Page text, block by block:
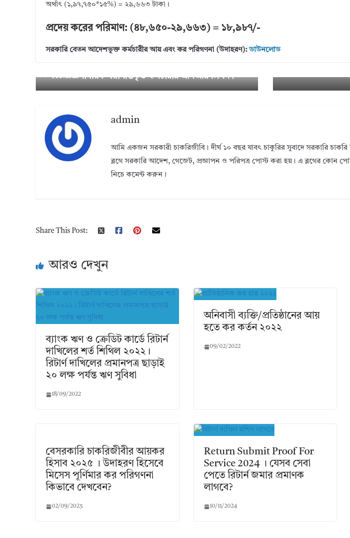
অর্থাৎ (১,৯৭,৭৫০*১৫%) = ২৯,৬৬৩ টাকা।
প্রদেয় করের পরিমাণ: (৪৮,৬৫০-২৯,৬৬৩) = ১৮,৯৮৭/-
সরকারি বেতন আদেশভূক্ত কর্মচারীর আয় এবং কর পরিগণনা (উদাহরণ):ডাউনলোড
← Previousসাময়িক বরাখাস্তকৃত কর্মচারীর এসিআর লিখন।
admin
আমি একজন সরকারী চাকরিজীবি। দীর্ঘ ১০ বছর যাবৎ চাকুরির সুবাদে সরকারি
ব্লগে সরকারি আদেশ, গেজেট, প্রজ্ঞাপন ও পরিপত্র পোস্ট করা হয়। এ ব্লগের কোন
নিচে কমেন্ট করুন।
Share This Post:
আরও দেখুন
ব্যাংক ঋণ ও ক্রেডিট কার্ডে রিটার্ন
দাখিলের শর্ত শিথিল ২০২২।
রিটার্ণ দাখিলের প্রমানপত্র ছাড়াই
২০ লক্ষ পর্যন্ত ঋণ সুবিধা
18/09/2022
অনিবাসী ব্যক্তি/প্রতিষ্ঠানের আয়
হতে কর কর্তন ২০২২
09/02/2022
বেসরকারি চাকরিজীবীর আয়কর
হিসাব ২০২৫ । উদাহরণ হিসেবে
মিসেস পূর্ণিমার কর পরিগণনা
কিভাবে দেখবেন?
02/09/2025
Return Submit Proof For
Service 2024 । যেসব সেবা
পেতে রিটার্ন জমার প্রমাণক
লাগবে?
10/11/2024